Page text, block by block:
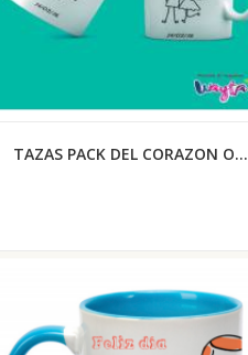
TAZAS PACK DEL CORAZON O...